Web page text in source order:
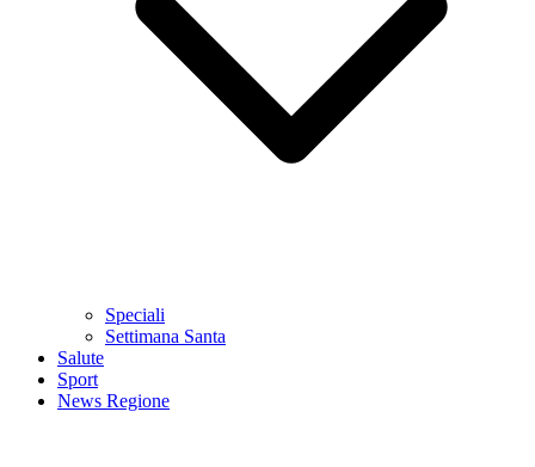
Speciali
Settimana Santa
Salute
Sport
News Regione